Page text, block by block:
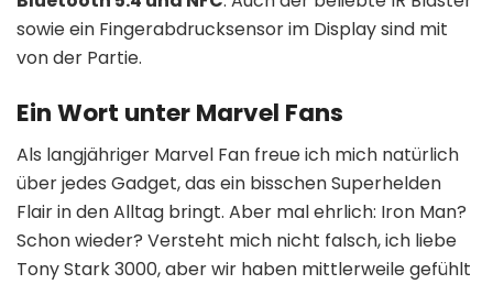
sowie ein Fingerabdrucksensor im Display sind mit
von der Partie.
Ein Wort unter Marvel Fans
Als langjähriger Marvel Fan freue ich mich natürlich
über jedes Gadget, das ein bisschen Superhelden
Flair in den Alltag bringt. Aber mal ehrlich: Iron Man?
Schon wieder? Versteht mich nicht falsch, ich liebe
Tony Stark 3000, aber wir haben mittlerweile gefühlt